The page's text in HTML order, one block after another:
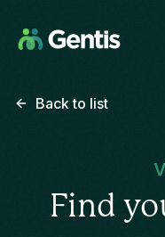
Back to list
Find